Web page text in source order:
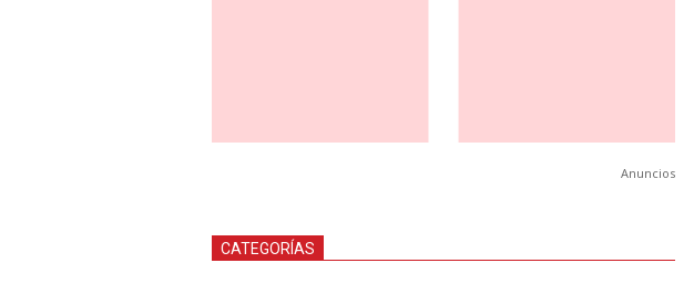
Anuncios
CATEGORÍAS